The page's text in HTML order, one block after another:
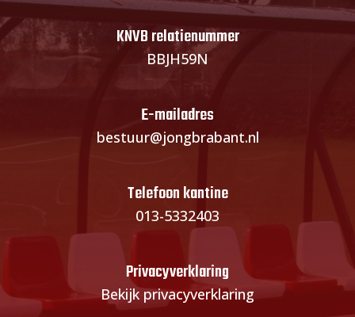
KNVB relatienummer
BBJH59N
E-mailadres
bestuur@jongbrabant.nl
Telefoon kantine
013-5332403
Privacyverklaring
Bekijk privacyverklaring